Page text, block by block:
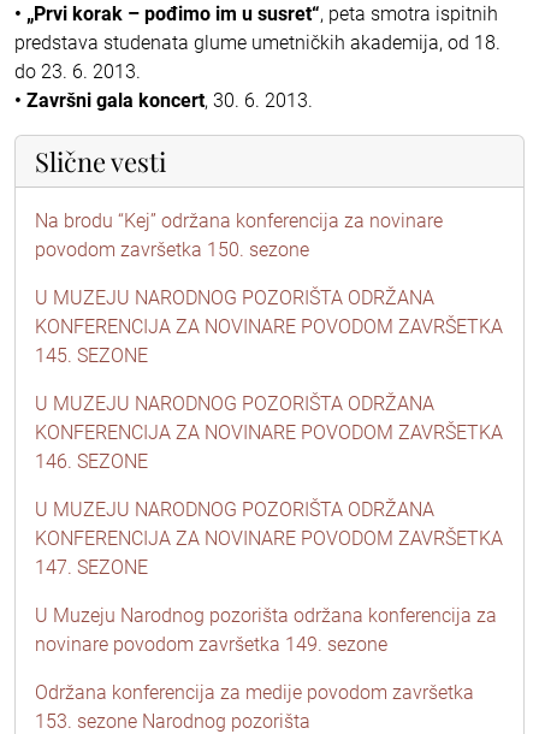
• „Prvi korak – pođimo im u susret“, peta smotra ispitnih
predstava studenata glume umetničkih akademija, od 18.
do 23. 6. 2013.
• Završni gala koncert, 30. 6. 2013.
Slične vesti
Na brodu “Kej” održana konferencija za novinare
povodom završetka 150. sezone
U MUZEJU NARODNOG POZORIŠTA ODRŽANA
KONFERENCIJA ZA NOVINARE POVODOM ZAVRŠETKA
145. SEZONE
U MUZEJU NARODNOG POZORIŠTA ODRŽANA
KONFERENCIJA ZA NOVINARE POVODOM ZAVRŠETKA
146. SEZONE
U MUZEJU NARODNOG POZORIŠTA ODRŽANA
KONFERENCIJA ZA NOVINARE POVODOM ZAVRŠETKA
147. SEZONE
U Muzeju Narodnog pozorišta održana konferencija za
novinare povodom završetka 149. sezone
Održana konferencija za medije povodom završetka
153. sezone Narodnog pozorišta